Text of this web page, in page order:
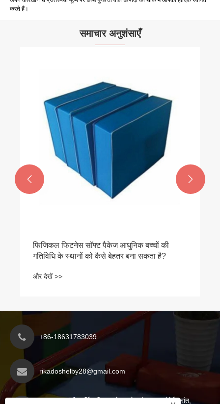
करते हैं।
समाचार अनुशंसाएँ
फिजिकल फिटनेस सॉफ्ट पैकेज आधुनिक बच्चों की
गतिविधि के स्थानों को कैसे बेहतर बना सकता है?
और देखें >>
 
+86-18631783039
rikadoshelby28@gmail.com
यानशान काउंटी आर्थिक विकास क्षेत्र, कैंगझोउ शहर, हेबेई प्रांत,